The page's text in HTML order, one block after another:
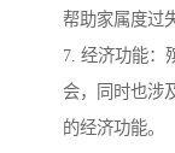
帮助家属度过
7. 经济功能：
会，同时也涉
的经济功能。